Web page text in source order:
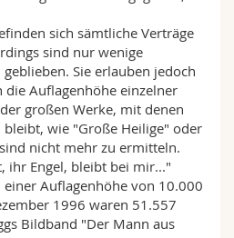
sich sämtliche Verträge
sind nur wenige
Sie erlauben jedoch
Auflagenhöhe einzelner
großen Werke, mit denen
bleibt, wie "Große Heilige" oder
nicht mehr zu ermitteln.
ihr Engel, bleibt bei mir..."
Auflagenhöhe von 10.000
1996 waren 51.557
Bildband "Der Mann aus